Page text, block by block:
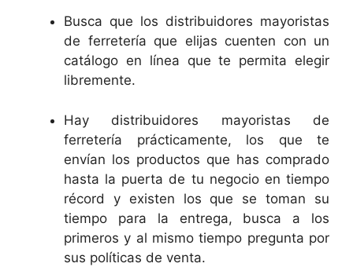
Busca que los distribuidores mayoristas
de ferretería que elijas cuenten con un
catálogo en línea que te permita elegir
libremente.
Hay distribuidores mayoristas de
ferretería prácticamente, los que te
envían los productos que has comprado
hasta la puerta de tu negocio en tiempo
récord y existen los que se toman su
tiempo para la entrega, busca a los
primeros y al mismo tiempo pregunta por
sus políticas de venta.